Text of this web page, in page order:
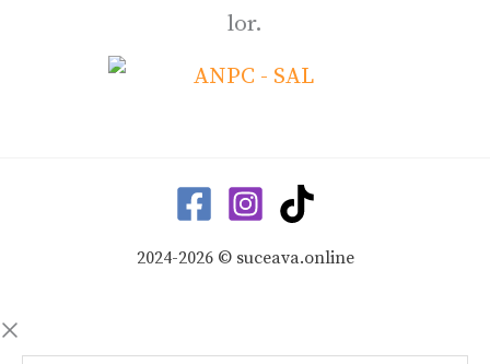
lor.
2024-2026 © suceava.online